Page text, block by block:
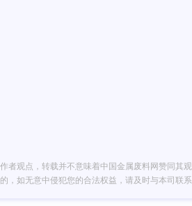
者观点，转载并不意味着中国金属废料网赞同
如无意中侵犯您的合法权益，请及时与本司联系